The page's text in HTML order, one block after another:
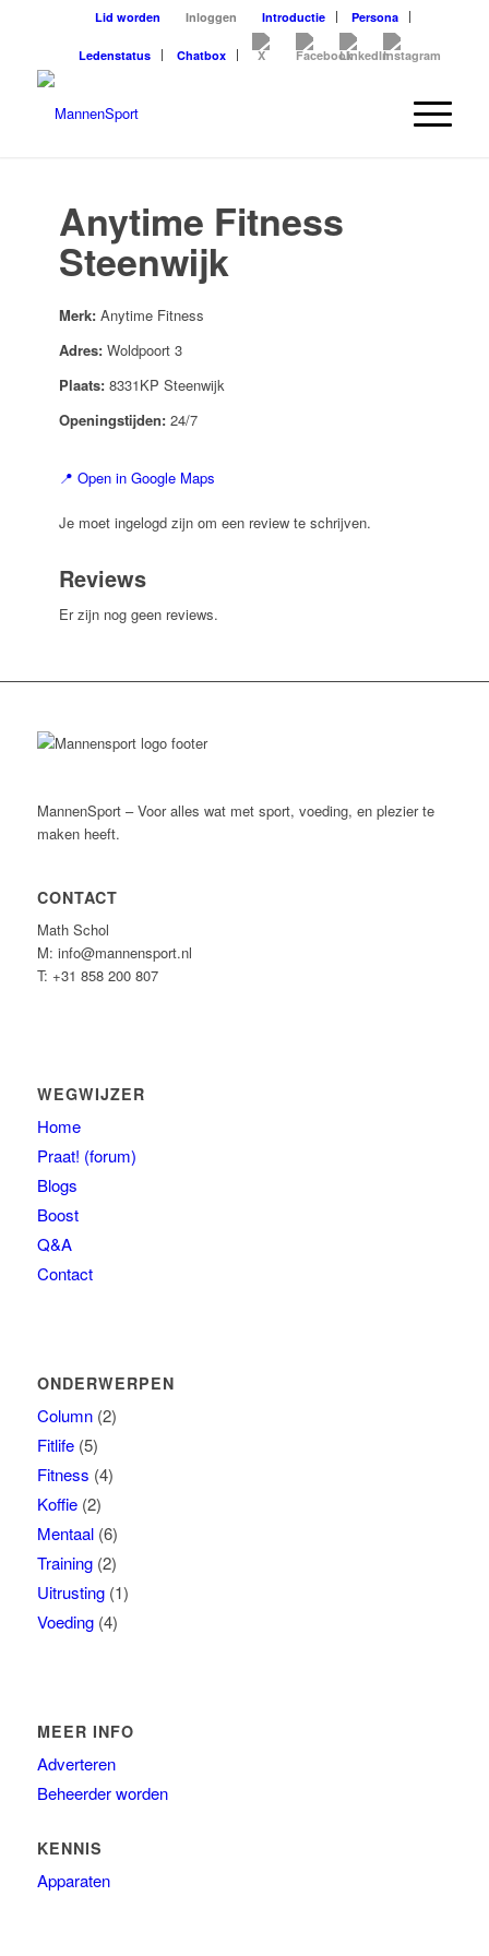
Lid worden Inloggen Introductie Persona
Ledenstatus Chatbox
Anytime Fitness
Steenwijk
Merk:Anytime Fitness
Adres:Woldpoort 3
Plaats:8331KP Steenwijk
Openingstijden:24/7
📍 Open in Google Maps
Je moet ingelogd zijn om een review te schrijven.
Reviews
Er zijn nog geen reviews.
MannenSport – Voor alles wat met sport, voeding, en plezier te
maken heeft.
CONTACT
Math Schol
M: info@mannensport.nl
T: +31 858 200 807
WEGWIJZER
Home
Praat! (forum)
Blogs
Boost
Q&A
Contact
ONDERWERPEN
Column(2)
Fitlife(5)
Fitness (4)
Koffie(2)
Mentaal(6)
Training(2)
Uitrusting(1)
Voeding(4)
MEER INFO
Adverteren
Beheerder worden
KENNIS
Apparaten